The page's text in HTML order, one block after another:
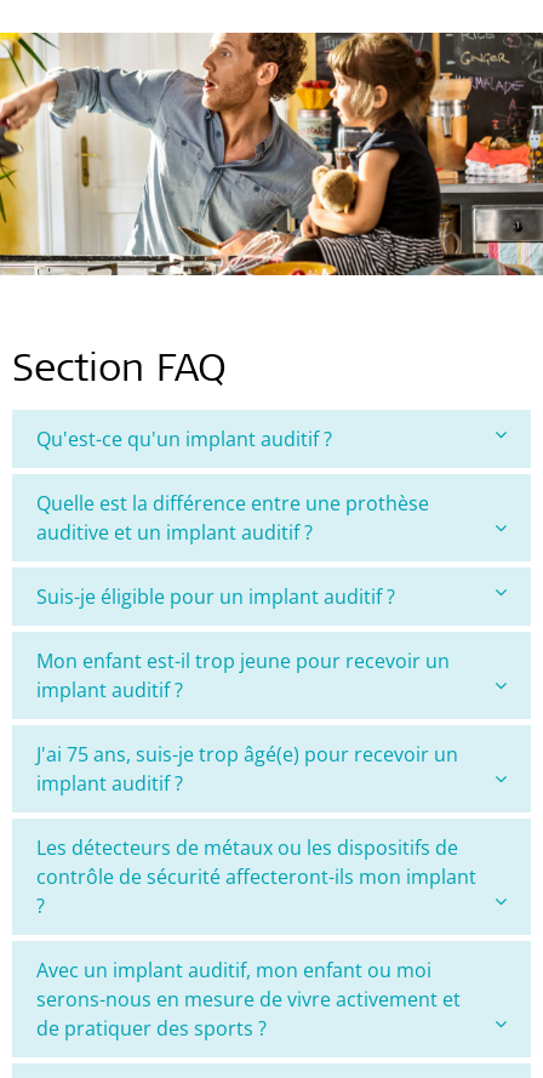
Section FAQ
Qu'est-ce qu'un implant auditif ?
Quelle est la différence entre une prothèse
auditive et un implant auditif ?
Suis-je éligible pour un implant auditif ?
Mon enfant est-il trop jeune pour recevoir un
implant auditif ?
J'ai 75 ans, suis-je trop âgé(e) pour recevoir un
implant auditif ?
Les détecteurs de métaux ou les dispositifs de
contrôle de sécurité affecteront-ils mon implant
?
Avec un implant auditif, mon enfant ou moi
serons-nous en mesure de vivre activement et
de pratiquer des sports ?